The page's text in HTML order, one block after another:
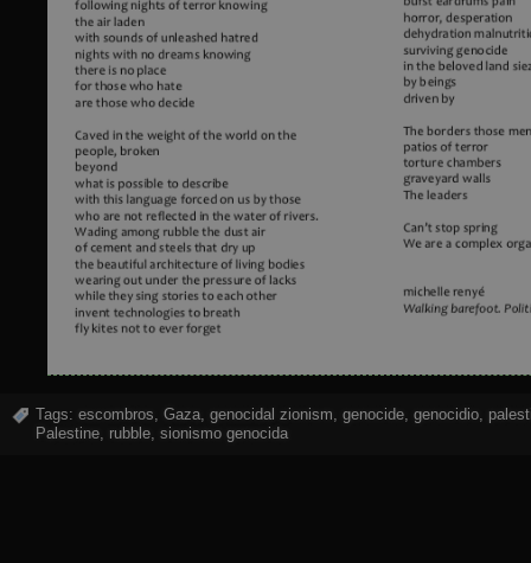
Tags: escombros, Gaza, genocidal zionism, genocide, genocidio,
Palestine, rubble, sionismo genocida